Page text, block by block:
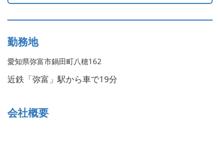
勤務地
愛知県弥富市鍋田町八穂162
近鉄「弥富」駅から車で19分
会社概要